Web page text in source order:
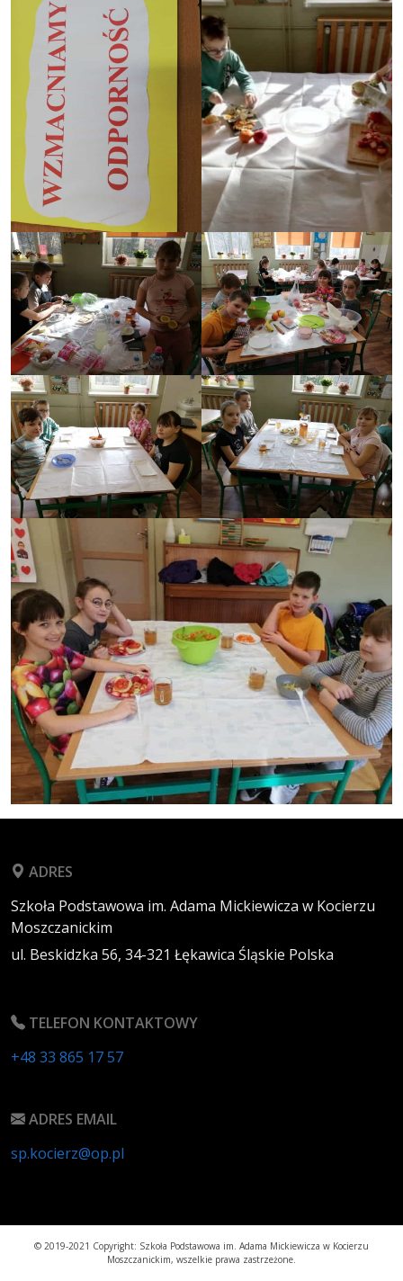
ADRES
Szkoła Podstawowa im. Adama Mickiewicza w Kocierzu
Moszczanickim
ul. Beskidzka 56, 34-321 Łękawica Śląskie Polska
TELEFON KONTAKTOWY
+48 33 865 17 57
ADRES EMAIL
sp.kocierz@op.pl
© 2019-2021 Copyright: Szkoła Podstawowa im. Adama Mickiewicza w Kocierzu
Moszczanickim, wszelkie prawa zastrzeżone.